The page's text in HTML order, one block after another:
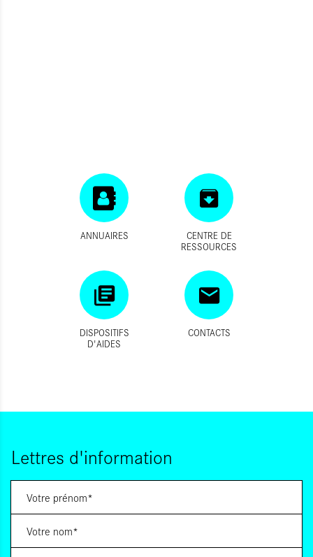
ANNUAIRES
CENTRE DE
RESSOURCES
DISPOSITIFS
D'AIDES
CONTACTS
Lettres d'information